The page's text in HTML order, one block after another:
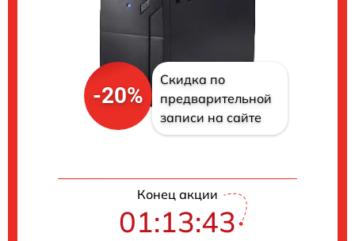
-20%
Скидка по
предварительной
записи на сайте
Конец акции
01:13:42